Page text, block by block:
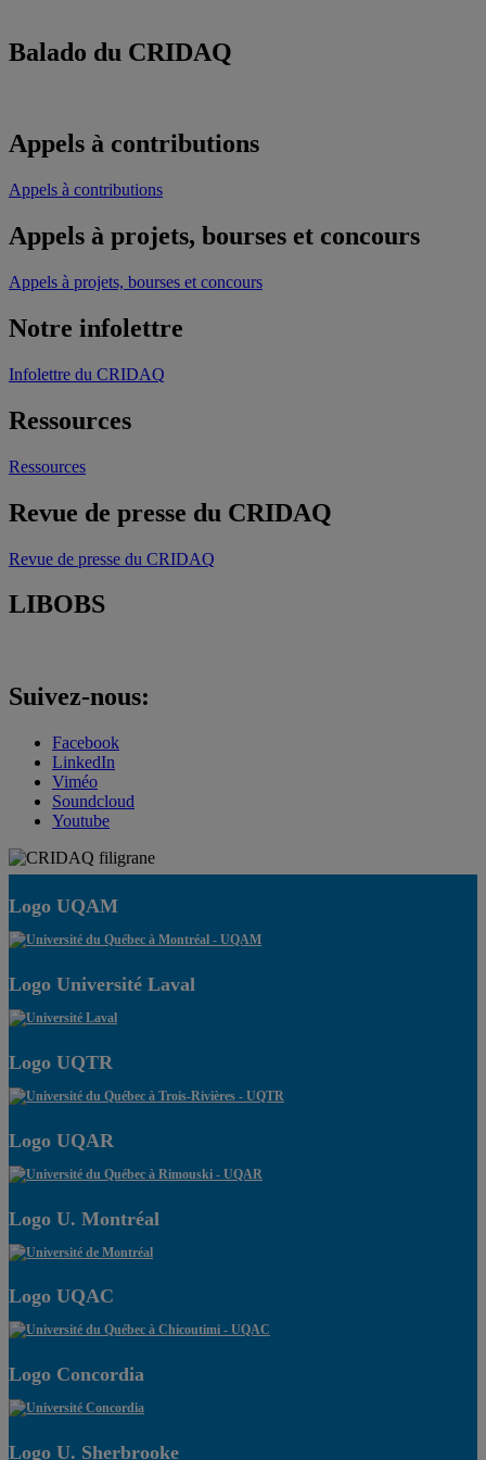
Balado du CRIDAQ
Appels à contributions
Appels à contributions
Appels à projets, bourses et concours
Appels à projets, bourses et concours
Notre infolettre
Infolettre du CRIDAQ
Ressources
Ressources
Revue de presse du CRIDAQ
Revue de presse du CRIDAQ
LIBOBS
Suivez-nous:
Facebook
LinkedIn
Viméo
Soundcloud
Youtube
Logo UQAM
Logo Université Laval
Logo UQTR
Logo UQAR
Logo U. Montréal
Logo UQAC
Logo Concordia
Logo U. Sherbrooke